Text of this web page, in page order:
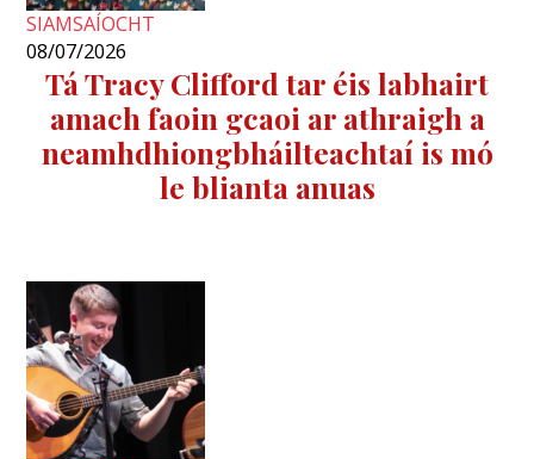
SIAMSAÍOCHT
08/07/2026
Tá Tracy Clifford tar éis labhairt
amach faoin gcaoi ar athraigh a
neamhdhiongbháilteachtaí is mó
le blianta anuas